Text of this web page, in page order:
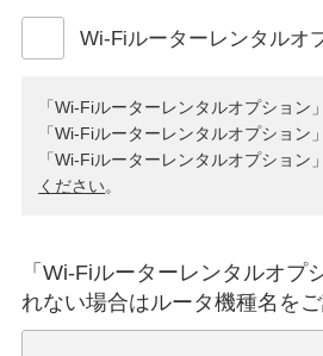
Wi-Fiルーターレンタルオ
「Wi-Fiルーターレンタルオプション
「Wi-Fiルーターレンタルオプション
「Wi-Fiルーターレンタルオプション
ください。
「Wi-Fiルーターレンタルオプ
れない場合はルータ機種名をご